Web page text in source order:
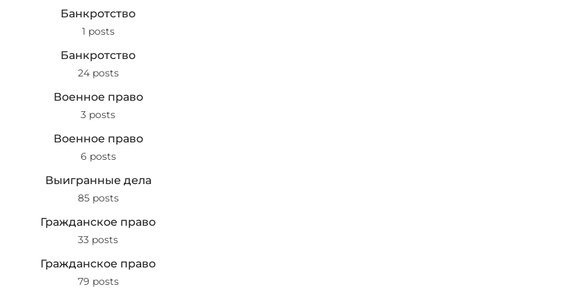
Банкротство
1 posts
Банкротство
24 posts
Военное право
3 posts
Военное право
6 posts
Выигранные дела
85 posts
Гражданское право
33 posts
Гражданское право
79 posts